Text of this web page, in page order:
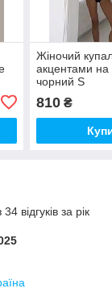
Жіночий
акцентами на
чорний S
810₴
відгуків за рік